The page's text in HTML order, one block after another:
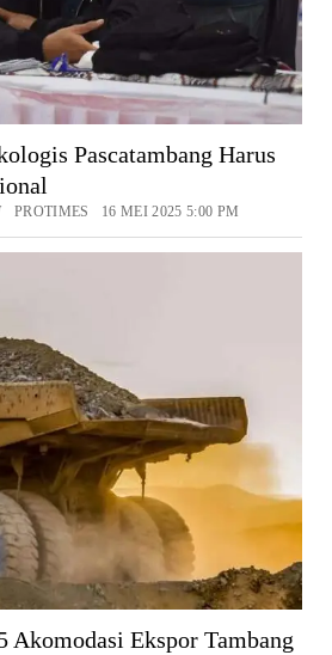
Pascatambang Harus
PROTIMES 16 MEI 2025 5:00 PM
Akomodasi Ekspor Tambang